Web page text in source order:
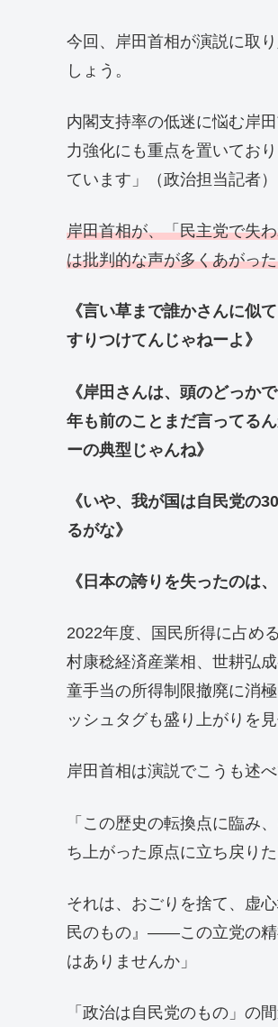
今回、岸田首相が演説に取
しょう。
内閣支持率の低迷に悩む岸
力強化にも重点を置いてお
ています」（政治担当記者）
岸田首相が、「民主党で失
は批判的な声が多くあがっ
《言い草まで誰かさんに
すりつけてんじゃねーよ》
《岸田さんは、頭のどっか
年も前のことまだ言ってる
ーの典型じゃんね》
《いや、我が国は自民党の
るがな》
《日本の誇りを失ったのは
2022年度、国民所得に占め
村康稔経済産業相、世耕弘
童手当の所得制限撤廃に消
ッシュタグも盛り上がりを見
岸田首相は演説でこうも述べ
「この歴史の転換点に臨み
ち上がった原点に立ち戻りた
それは、おごりを捨て、虚
民のもの』――この立党の精
はありませんか」
「政治は自民党のもの」の